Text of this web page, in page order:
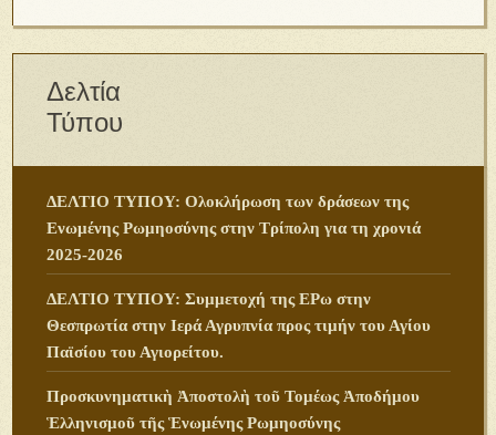
Δελτία
Τύπου
ΔΕΛΤΙΟ ΤΥΠΟΥ: Ολοκλήρωση των δράσεων της
Ενωμένης Ρωμηοσύνης στην Τρίπολη για τη χρονιά
2025-2026
ΔΕΛΤΙΟ ΤΥΠΟΥ: Συμμετοχή της ΕΡω στην
Θεσπρωτία στην Ιερά Αγρυπνία προς τιμήν του Αγίου
Παϊσίου του Αγιορείτου.
Προσκυνηματικὴ Ἀποστολὴ τοῦ Τομέως Ἀποδήμου
Ἑλληνισμοῦ τῆς Ἑνωμένης Ρωμηοσύνης